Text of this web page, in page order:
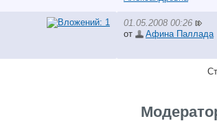
01.05.2008 00:26
от
Афина Паллада